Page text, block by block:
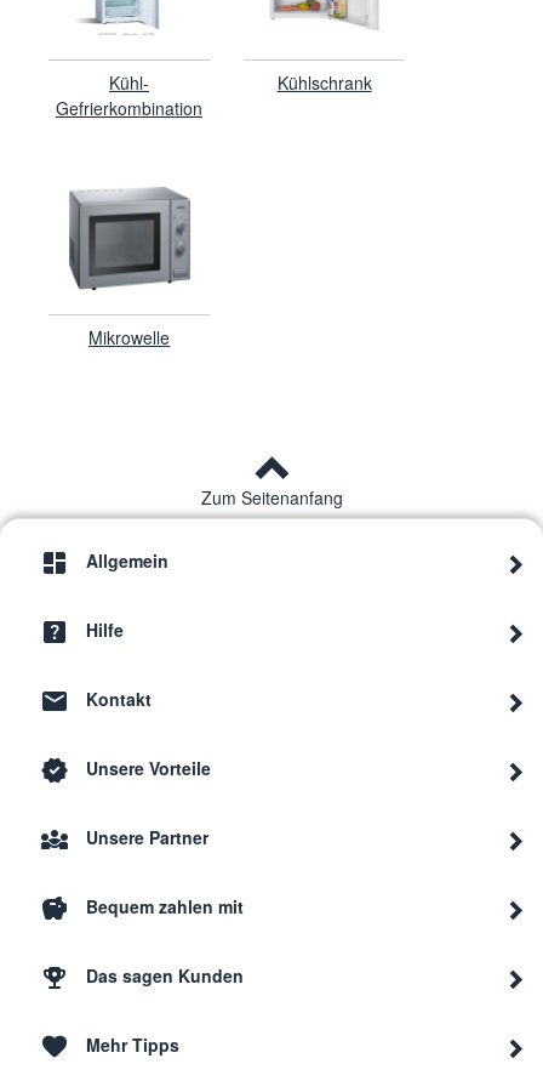
Kühl-
Gefrierkombination
Kühlschrank
Mikrowelle
Zum Seitenanfang
Allgemein
Hilfe
Kontakt
Unsere Vorteile
Unsere Partner
Bequem zahlen mit
Das sagen Kunden
Mehr Tipps